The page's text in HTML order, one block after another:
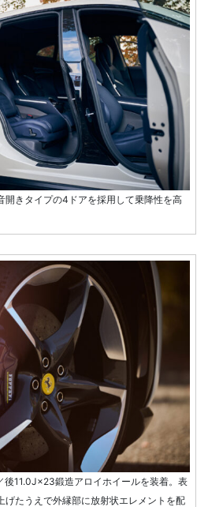
きタイプの4ドアを採用して乗降性を高
11.0J×23鍛造アロイホイールを装着。表
げたうえで外縁部に放射状エレメントを配